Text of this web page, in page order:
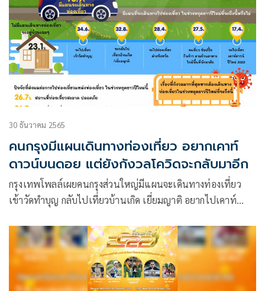
30 ธันวาคม 2565
คนกรุงมีแผนเดินทางท่องเที่ยว อยากเคาท์
ดาวน์บนดอย แต่ยังกังวลโควิดจะกลับมาอีก
กรุงเทพโพลล์เผยคนกรุงส่วนใหญ่มีแผนจะเดินทางท่องเที่ยว
เข้าวัดทำบุญ กลับไปเที่ยวบ้านเกิด เยี่ยมญาติ อยากไปเคาท์